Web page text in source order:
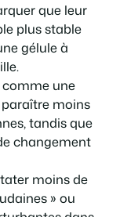
que leur
plus stable
gélule à
comme une
moins
tandis que
changement
moins de
» ou